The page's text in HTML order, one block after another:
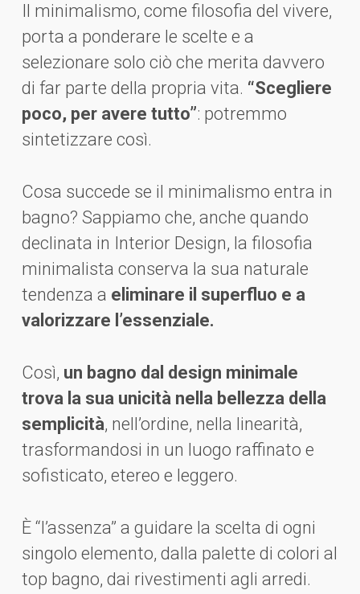
Il minimalismo, come filosofia del vivere,
porta a ponderare le scelte e a
selezionare solo ciò che merita davvero
di far parte della propria vita. “Scegliere
poco, per avere tutto”: potremmo
sintetizzare così.
Cosa succede se il minimalismo entra in
bagno? Sappiamo che, anche quando
declinata in Interior Design, la filosofia
minimalista conserva la sua naturale
tendenza a eliminare il superfluo e a
valorizzare l’essenziale.
Così, un bagno dal design minimale
trova la sua unicità nella bellezza della
semplicità, nell’ordine, nella linearità,
trasformandosi in un luogo raffinato e
sofisticato, etereo e leggero.
È “l’assenza” a guidare la scelta di ogni
singolo elemento, dalla palette di colori al
top bagno, dai rivestimenti agli arredi.